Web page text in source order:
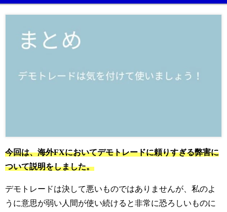
今回は、海外FXにおいてデモトレードに頼りすぎる弊害に
ついて説明をしました。
デモトレードは決して悪いものではありませんが、私のよ
うに意思が弱い人間が使い続けると非常に恐ろしいものに